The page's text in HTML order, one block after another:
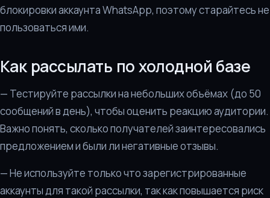
блокировки аккаунта WhatsApp, поэтому старайтесь не
пользоваться ими.
Как рассылать по холодной базе
— Тестируйте рассылки на небольших объёмах (до 50
сообщений в день), чтобы оценить реакцию аудитории.
Важно понять, сколько получателей заинтересовались
предложением и были ли негативные отзывы.
— Не используйте только что зарегистрированные
аккаунты для такой рассылки, так как повышается риск